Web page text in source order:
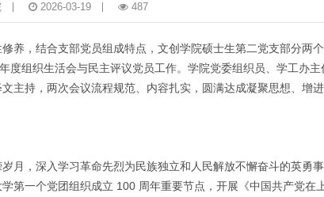
2026-03-19 487
养，结合支部党员组成特点，文创学院硕士生第二党支部分两
组织生活会与民主评议党员工作。学院党委组织员、学工办主
主持，两次会议流程规范、内容扎实，圆满达成凝聚思想、增
月，深入学习革命先烈为民族独立和人民解放不懈奋斗的英勇
第一个党团组织成立 100 周年重要节点，开展《中国共产党在